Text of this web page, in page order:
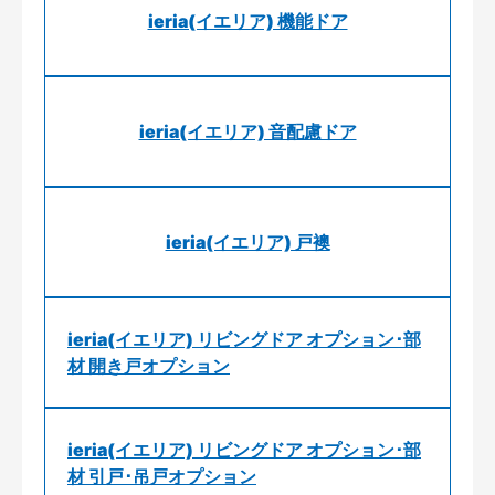
ieria(イエリア) 機能ドア
ieria(イエリア) 音配慮ドア
ieria(イエリア) 戸襖
ieria(イエリア) リビングドア オプション･部
材 開き戸オプション
ieria(イエリア) リビングドア オプション･部
材 引戸･吊戸オプション